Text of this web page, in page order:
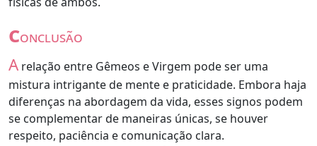
conclusão
A relação entre Gêmeos e Virgem pode ser uma
mistura intrigante de mente e praticidade. Embora haja
diferenças na abordagem da vida, esses signos podem
se complementar de maneiras únicas, se houver
respeito, paciência e comunicação clara.